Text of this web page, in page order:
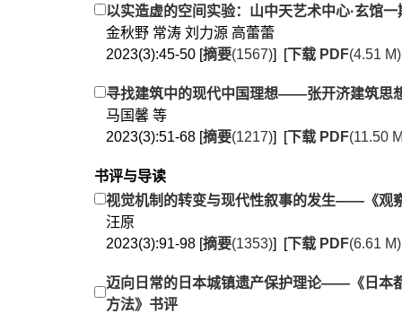
以实造虚的空间实验：山中天艺术中心·玄馆
金秋野 常涛 刘力源 高蕾蕾
2023(3):45-50 [摘要(1567)] [下载 PDF(4.51
寻找建筑中的现代中国理想——张开济建筑思
马国馨 等
2023(3):51-68 [摘要(1217)] [下载 PDF(11.50
书评与导读
视觉机制的转变与现代性叙事的发生——《观
汪原
2023(3):91-98 [摘要(1353)] [下载 PDF(6.61
迈向日常的日本城镇遗产保护理论——《日本
方法》书评